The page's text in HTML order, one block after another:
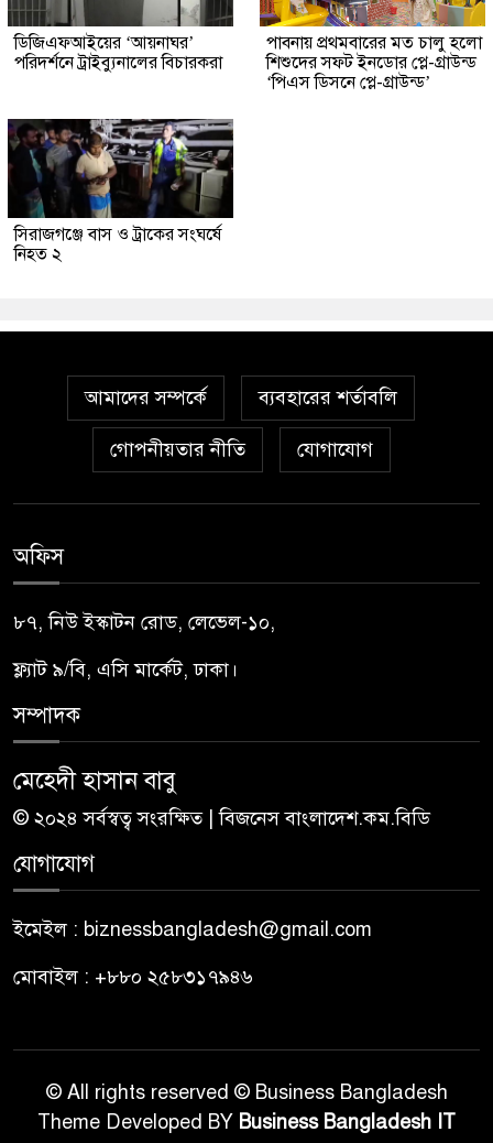
ডিজিএফআইয়ের ‘আয়নাঘর’
পরিদর্শনে ট্রাইব্যুনালের বিচারকরা
পাবনায় প্রথমবারের মত চালু হলো
শিশুদের সফট ইনডোর প্লে-গ্রাউন্ড
‘পিএস ডিসনে প্লে-গ্রাউন্ড’
সিরাজগঞ্জে বাস ও ট্রাকের সংঘর্ষে
নিহত ২
আমাদের সম্পর্কে ব্যবহারের শর্তাবলি
গোপনীয়তার নীতি যোগাযোগ
অফিস
৮৭, নিউ ইস্কাটন রোড, লেভেল-১০,
ফ্ল্যাট ৯/বি, এসি মার্কেট, ঢাকা।
সম্পাদক
মেহেদী হাসান বাবু
© ২০২৪ সর্বস্বত্ব সংরক্ষিত | বিজনেস বাংলাদেশ.কম.বিডি
যোগাযোগ
ইমেইল : biznessbangladesh@gmail.com
মোবাইল : +৮৮০ ২৫৮৩১৭৯৪৬
© All rights reserved © Business Bangladesh
Theme Developed BY Business Bangladesh IT